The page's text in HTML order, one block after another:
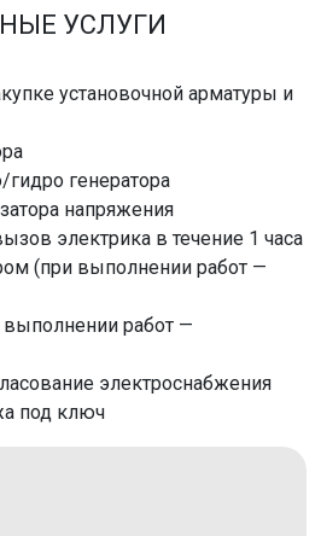
УСЛУГИ
установочной арматуры и
генератора
напряжения
электрика в течение 1 часа
(при выполнении работ —
работ —
электроснабжения
под ключ